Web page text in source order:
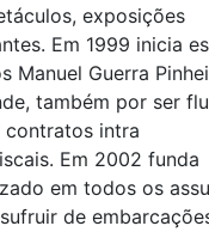
exposições
Em 1999 inicia
Manuel Guerra
também por ser
contratos intra
Em 2002 funda
em todos os
de